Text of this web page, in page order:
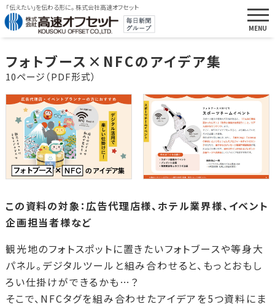
「伝えたい」を伝わる形に。 株式会社高速オフセット
フォトブース×NFCのアイデア集
10ページ（PDF形式）
この資料の対象：広告代理店様、ホテル業界様、イベント
企画担当者様など
観光地のフォトスポットに置きたいフォトブースや等身大
パネル。デジタルツールと組み合わせると、もっとおもし
ろい仕掛けができるかも…？
そこで、NFCタグを組み合わせたアイデアを5つ資料にま